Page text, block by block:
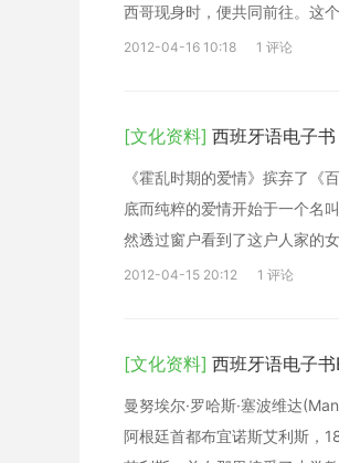
西哥现身时，便共同前往。这
很强的梦幻色彩。
2012-04-16 10:18 1 评论
[文化资料] 西班牙语电子书
《霍乱时期的爱情》摈弃了《
底而纯粹的爱情开始于一个名
然透过窗户看到了这户人家的
2012-04-15 20:12 1 评论
[文化资料] 西班牙语电子
曼努埃尔·罗哈斯·塞波维达
阿根廷首都布宜诺斯艾利斯，